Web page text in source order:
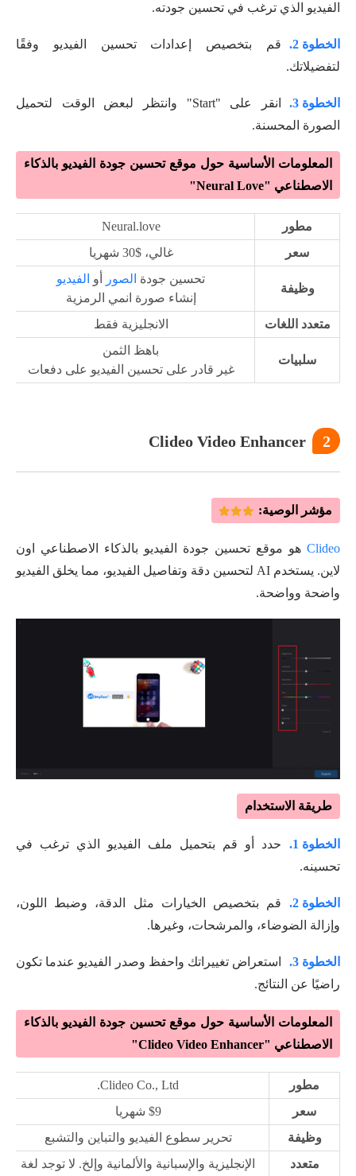
الفيديو الذي ترغب في تحسين جودته.
الخطوة 2.
قم بتخصيص إعدادات تحسين الفيديو وفقًا
لتفضيلاتك.
الخطوة 3.
انقر على "Start" وانتظر لبعض الوقت لتحميل
الصورة المحسنة.
المعلومات الأساسية حول موقع تحسين جودة الفيديو بالذكاء
الاصطناعي "Neural Love"
مطور
Neural.love
سعر
غالي، $30 شهريا
وظيفة
تحسين جودة الصور أو الفيديو
إنشاء صورة انمي الرمزية
متعدد اللغات
الانجليزية فقط
سلبيات
باهظ الثمن
غير قادر على تحسين الفيديو على دفعات
2
Clideo Video Enhancer
مؤشر الوصية:
Clideo هو موقع تحسين جودة الفيديو بالذكاء الاصطناعي اون
لاين. يستخدم AI لتحسين دقة وتفاصيل الفيديو، مما يخلق الفيديو
واضحة وواضحة.
طريقة الاستخدام
الخطوة 1.
حدد أو قم بتحميل ملف الفيديو الذي ترغب في
تحسينه.
الخطوة 2.
قم بتخصيص الخيارات مثل الدقة، وضبط اللون،
وإزالة الضوضاء، والمرشحات، وغيرها.
الخطوة 3.
استعراض تغييراتك واحفظ وصدر الفيديو عندما تكون
راضيًا عن النتائج.
المعلومات الأساسية حول موقع تحسين جودة الفيديو بالذكاء
الاصطناعي "Clideo Video Enhancer"
مطور
Clideo Co., Ltd.
سعر
$9 شهريا
وظيفة
تحرير سطوع الفيديو والتباين والتشبع
متعدد
الإنجليزية والإسبانية والألمانية وإلخ. لا توجد لغة